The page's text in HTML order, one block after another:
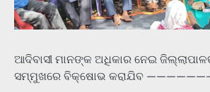
ଆଦିବାସୀ ମାନଙ୍କ ଅଧିକାର ନେଇ
ସମ୍ମୁଖରେ ବିକ୍ଷୋଭ କରାଯିବ